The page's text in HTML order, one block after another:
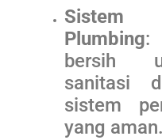
Sistem
Plumbing:
bersih
sanitasi
sistem
yang aman.